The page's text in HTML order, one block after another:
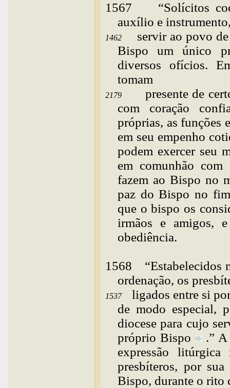
1567 “Solícitos
auxílio e
1462 servir ao povo
Bispo um único
diversos ofícios.
tomam
2179
presente de
com coração
próprias, as funções
em seu empenho
podem exercer seu
em comunhão com
fazem ao Bispo no
paz do Bispo no
que o bispo os
irmãos e amigos,
obediência.
1568 “Estabelecidos
ordenação, os
1537 ligados entre si
de modo especial,
diocese para cujo
próprioBispo
.”
expressão
presbíteros, por
Bispo, durante o rito